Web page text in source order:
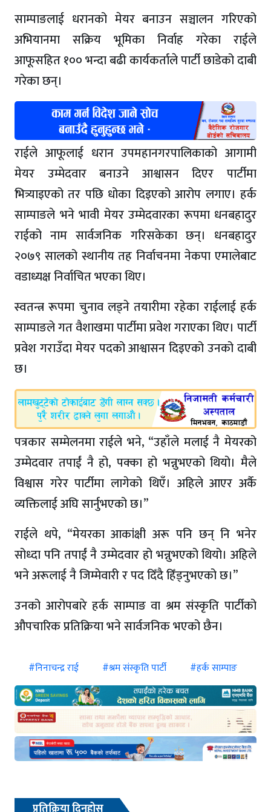
साम्पाङलाई धरानको मेयर बनाउन सञ्चालन गरिएको
अभियानमा सक्रिय भूमिका निर्वाह गरेका राईले
आफूसहित १०० भन्दा बढी कार्यकर्ताले पार्टी छाडेको दाबी
गरेका छन्।
राईले आफूलाई धरान उपमहानगरपालिकाको आगामी
मेयर उम्मेदवार बनाउने आश्वासन दिएर पार्टीमा
भित्र्याइएको तर पछि धोका दिइएको आरोप लगाए। हर्क
साम्पाङले भने भावी मेयर उम्मेदवारका रूपमा धनबहादुर
राईको नाम सार्वजनिक गरिसकेका छन्। धनबहादुर
२०७९ सालको स्थानीय तह निर्वाचनमा नेकपा एमालेबाट
वडाध्यक्ष निर्वाचित भएका थिए।
स्वतन्त्र रूपमा चुनाव लड्ने तयारीमा रहेका राईलाई हर्क
साम्पाङले गत वैशाखमा पार्टीमा प्रवेश गराएका थिए। पार्टी
प्रवेश गराउँदा मेयर पदको आश्वासन दिइएको उनको दाबी
छ।
पत्रकार सम्मेलनमा राईले भने, “उहाँले मलाई नै मेयरको
उम्मेदवार तपाईं नै हो, पक्का हो भन्नुभएको थियो। मैले
विश्वास गरेर पार्टीमा लागेको थिएँ। अहिले आएर अर्कै
व्यक्तिलाई अघि सार्नुभएको छ।”
राईले थपे, “मेयरका आकांक्षी अरू पनि छन् नि भनेर
सोध्दा पनि तपाईं नै उम्मेदवार हो भन्नुभएको थियो। अहिले
भने अरूलाई नै जिम्मेवारी र पद दिँदै हिँड्नुभएको छ।”
उनको आरोपबारे हर्क साम्पाङ वा श्रम संस्कृति पार्टीको
औपचारिक प्रतिक्रिया भने सार्वजनिक भएको छैन।
#निनाचन्द्र राई #श्रम संस्कृति पार्टी #हर्क साम्पाङ